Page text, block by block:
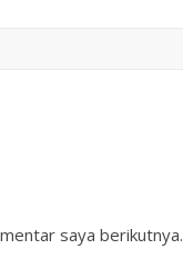
saya berikutnya.